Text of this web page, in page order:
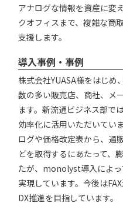
アナログな情報を資産に変
クオフィスまで、複雑な商
支援します。
導入事例・事例
株式会社YUASA様をはじめ
数の多い販売店、商社、メ
ます。新流通ビジネス部で
効率化に活用いただいてい
ログや価格改定表から、通
どを取得するにあたって、
たが、monolyst導入によっ
実現しています。今後は
DX推進を目指しています。